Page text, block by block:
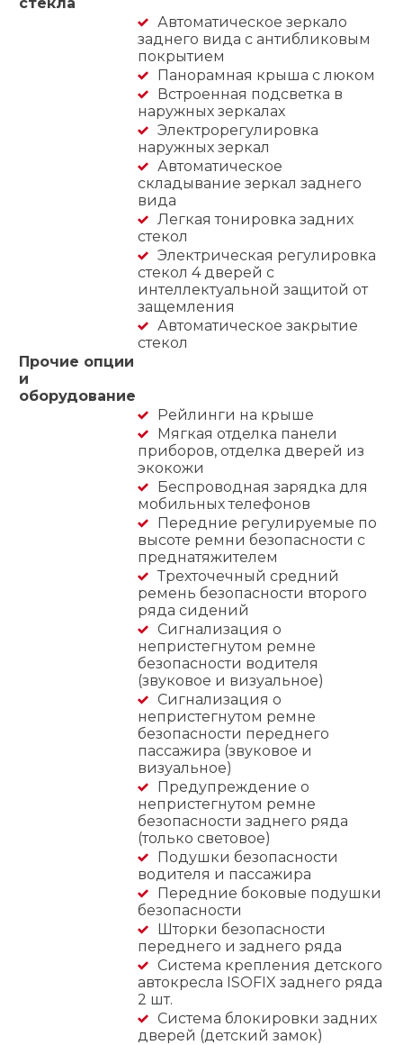
Автоматическое зеркало
заднего вида с антибликовым
покрытием
Панорамная крыша с люком
Встроенная подсветка в
наружных зеркалах
Электрорегулировка
наружных зеркал
Автоматическое
складывание зеркал заднего
вида
Легкая тонировка задних
стекол
Электрическая регулировка
стекол 4 дверей с
интеллектуальной защитой от
защемления
Автоматическое закрытие
стекол
Прочие опции
и
оборудование
Рейлинги на крыше
Мягкая отделка панели
приборов, отделка дверей из
экокожи
Беспроводная зарядка для
мобильных телефонов
Передние регулируемые по
высоте ремни безопасности с
преднатяжителем
Трехточечный средний
ремень безопасности второго
ряда сидений
Сигнализация о
непристегнутом ремне
безопасности водителя
(звуковое и визуальное)
Сигнализация о
непристегнутом ремне
безопасности переднего
пассажира (звуковое и
визуальное)
Предупреждение о
непристегнутом ремне
безопасности заднего ряда
(только световое)
Подушки безопасности
водителя и пассажира
Передние боковые подушки
безопасности
Шторки безопасности
переднего и заднего ряда
Система крепления детского
автокресла ISOFIX заднего ряда
2 шт.
Система блокировки задних
дверей (детский замок)